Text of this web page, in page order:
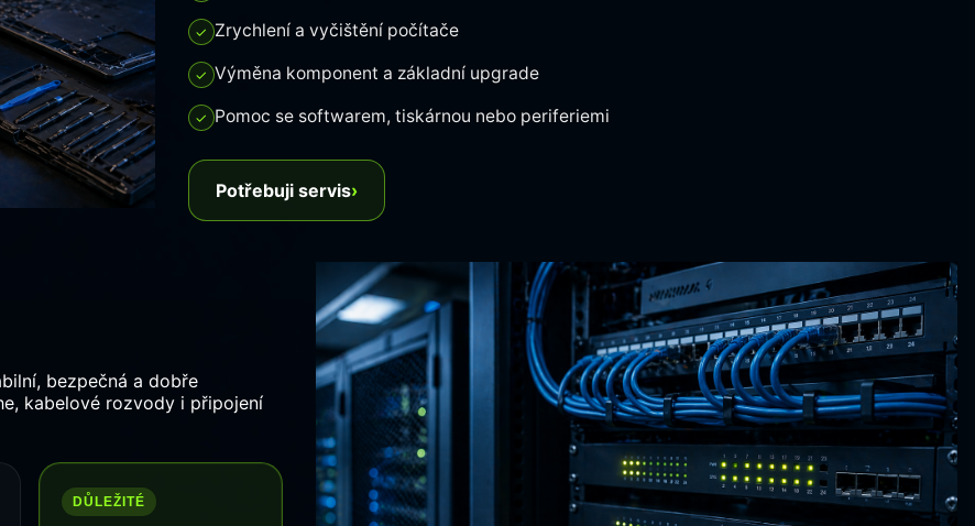
✓ Zrychlení a vyčištění počítače
✓ Výměna komponent a základní upgrade
✓ Pomoc se softwarem, tiskárnou nebo periferiemi
Potřebuji servis›
bezpečná a dobře
kabelové rozvody i připojení
DŮLEŽITÉ